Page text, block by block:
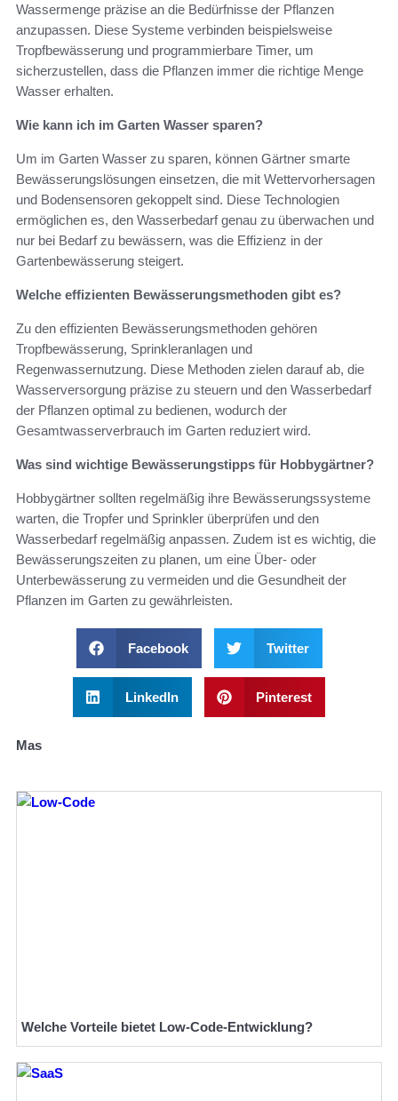
Wassermenge präzise an die Bedürfnisse der Pflanzen
anzupassen. Diese Systeme verbinden beispielsweise
Tropfbewässerung und programmierbare Timer, um
sicherzustellen, dass die Pflanzen immer die richtige Menge
Wasser erhalten.
Wie kann ich im Garten Wasser sparen?
Um im Garten Wasser zu sparen, können Gärtner smarte
Bewässerungslösungen einsetzen, die mit Wettervorhersagen
und Bodensensoren gekoppelt sind. Diese Technologien
ermöglichen es, den Wasserbedarf genau zu überwachen und
nur bei Bedarf zu bewässern, was die Effizienz in der
Gartenbewässerung steigert.
Welche effizienten Bewässerungsmethoden gibt es?
Zu den effizienten Bewässerungsmethoden gehören
Tropfbewässerung, Sprinkleranlagen und
Regenwassernutzung. Diese Methoden zielen darauf ab, die
Wasserversorgung präzise zu steuern und den Wasserbedarf
der Pflanzen optimal zu bedienen, wodurch der
Gesamtwasserverbrauch im Garten reduziert wird.
Was sind wichtige Bewässerungstipps für Hobbygärtner?
Hobbygärtner sollten regelmäßig ihre Bewässerungssysteme
warten, die Tropfer und Sprinkler überprüfen und den
Wasserbedarf regelmäßig anpassen. Zudem ist es wichtig, die
Bewässerungszeiten zu planen, um eine Über- oder
Unterbewässerung zu vermeiden und die Gesundheit der
Pflanzen im Garten zu gewährleisten.
Facebook Twitter
LinkedIn Pinterest
Mas
Welche Vorteile bietet Low-Code-Entwicklung?